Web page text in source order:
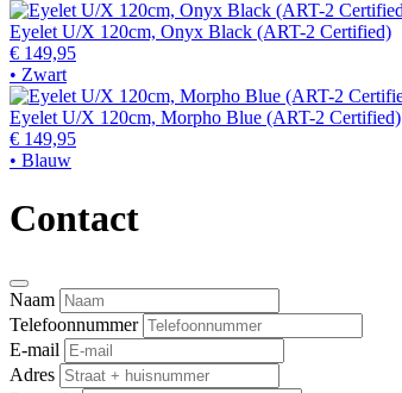
Eyelet U/X 120cm, Onyx Black (ART-2 Certified)
€ 149,95
• Zwart
Eyelet U/X 120cm, Morpho Blue (ART-2 Certified)
€ 149,95
• Blauw
Contact
Naam
Telefoonnummer
E-mail
Adres